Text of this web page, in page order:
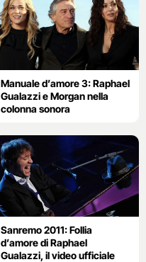
Manuale d’amore 3: Raphael
Gualazzi e Morgan nella
colonna sonora
Sanremo 2011: Follia
d’amore di Raphael
Gualazzi, il video ufficiale